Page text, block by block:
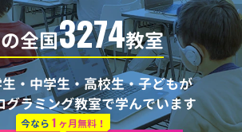
全国3274教室
・中学生・高校生・子どもが
グラミング教室で学んでいます
今なら 1 ヶ月無料！